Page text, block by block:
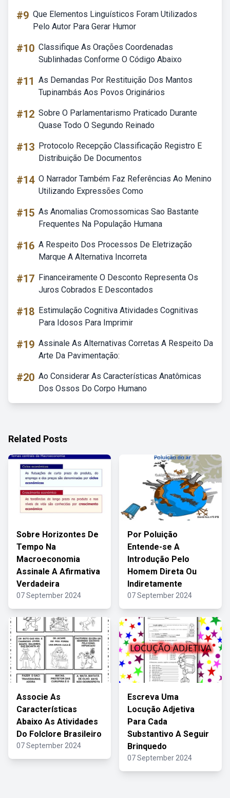
#9 Que Elementos Linguísticos Foram Utilizados
Pelo Autor Para Gerar Humor
#10 Classifique As Orações Coordenadas
Sublinhadas Conforme O Código Abaixo
#11 As Demandas Por Restituição Dos Mantos
Tupinambás Aos Povos Originários
#12 Sobre O Parlamentarismo Praticado Durante
Quase Todo O Segundo Reinado
#13 Protocolo Recepção Classificação Registro E
Distribuição De Documentos
#14 O Narrador Também Faz Referências Ao Menino
Utilizando Expressões Como
#15 As Anomalias Cromossomicas Sao Bastante
Frequentes Na População Humana
#16 A Respeito Dos Processos De Eletrização
Marque A Alternativa Incorreta
#17 Financeiramente O Desconto Representa Os
Juros Cobrados E Descontados
#18 Estimulação Cognitiva Atividades Cognitivas
Para Idosos Para Imprimir
#19 Assinale As Alternativas Corretas A Respeito Da
Arte Da Pavimentação:
#20 Ao Considerar As Características Anatômicas
Dos Ossos Do Corpo Humano
Related Posts
Sobre Horizontes De
Tempo Na
Macroeconomia
Assinale A Afirmativa
Verdadeira
07 September 2024
Por Poluição
Entende-se A
Introdução Pelo
Homem Direta Ou
Indiretamente
07 September 2024
Associe As
Características
Abaixo As Atividades
Do Folclore Brasileiro
07 September 2024
Escreva Uma
Locução Adjetiva
Para Cada
Substantivo A Seguir
Brinquedo
07 September 2024